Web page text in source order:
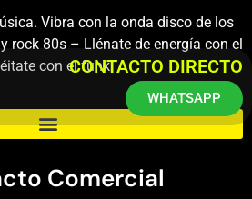
Vibra con la onda disco de los
rock 80s – Llénate de energía con el
con el funk.
Comercial
CONTACTO DIRECTO
WHATSAPP